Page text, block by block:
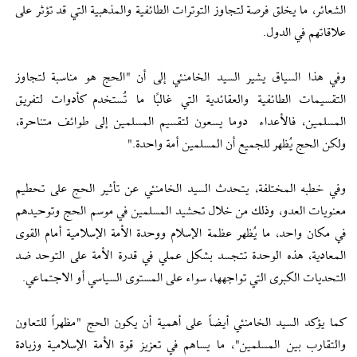
الشعائر، ما يخلق فرصة لتجاوز التوترات الطائفية والمذهبية التي قد تؤثر على
علاقاتهم في الدول.
وفي هذا السياق يشير السيد الخامنئي إلى أن "الحج هو مناسبة لتجاوز
التقسيمات الطائفية والعقائدية التي غالبًا ما تُستخدم كأدوات لتفريق
المسلمين، فالأعداء دوما يسعون لتقسيم المسلمين إلى طوائف متناحرة،
ولكن الحج يُظهر للجميع أن المسلمين أمة واحدة."
وفي خطبه المختلفة، يتحدث السيد الخامنئي عن تأثير الحج على تحطيم
معنويات العدو، وذلك من خلال تحشيد المسلمين في موسم الحج وتوحيدهم
في مكان واحد، ما يُظهر عظمة الإسلام ووحدة الأمة الإسلامية أمام القوى
المعادية، هذه الوحدة تتجسد بشكل عملي في قدرة الأمة على التوحد ضد
التحديات الكبرى التي تواجهها، سواء على المستوى السياسي أو الاجتماعي.
كما يؤكد السيد الخامنئي أيضاً على أهمية أن يكون الحج "مظهراً للتعاون
والتقارب بين المسلمين"، ما يساهم في تعزيز قوة الأمة الإسلامية وزيادة